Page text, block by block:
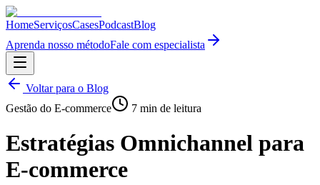
HomeServiçosCasesPodcastBlog
Aprenda nosso métodoFale com especialista
Voltar para o Blog
Gestão do E-commerce
7 min de leitura
Estratégias Omnichannel para
E-commerce